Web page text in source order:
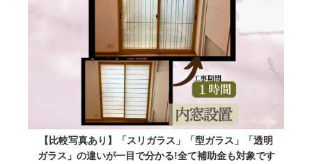
【比較写真あり】「スリガラス」「型ガラス」「透明
ガラス」の違いが一目で分かる!全て補助金も対象です